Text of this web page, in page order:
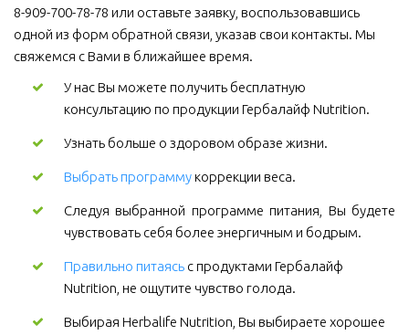
8-909-700-78-78 или оставьте заявку, воспользовавшись
одной из форм обратной связи, указав свои контакты. Мы
свяжемся с Вами в ближайшее время.
У нас Вы можете получить бесплатную
консультацию по продукции Гербалайф Nutrition.
Узнать больше о здоровом образе жизни.
Выбрать программукоррекции веса.
Следуя выбранной программе питания, Вы будете
чувствовать себя более энергичным и бодрым.
Правильно питаясь с продуктами Гербалайф
Nutrition, не ощутите чувство голода.
Выбирая Herbalife Nutrition, Вы выбираете хорошее